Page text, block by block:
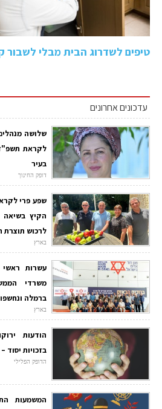
טיפים לשדרוג הבית מבלי לשבור
עדכונים אחרונים
שלושה
לקראת
בעיר
דופק החינוך
שפע פרי
הקיץ בשיאה
לרכוש תוצרת
בארץ
עשרות ראשי
משרדי
ברמלה ונחשפו
בארץ
הודעות
בזכויות יסוד
הדופק הפלילי
המשמעות